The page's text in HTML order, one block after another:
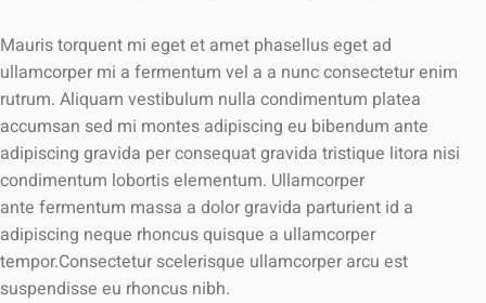
Mauris torquent mi eget et amet phasellus eget ad
ullamcorper mi a fermentum vel a a nunc consectetur enim
rutrum. Aliquam vestibulum nulla condimentum platea
accumsan sed mi montes adipiscing eu bibendum ante
adipiscing gravida per consequat gravida tristique litora nisi
condimentum lobortis elementum. Ullamcorper
ante fermentum massa a dolor gravida parturient id a
adipiscing neque rhoncus quisque a ullamcorper
tempor.Consectetur scelerisque ullamcorper arcu est
suspendisse eu rhoncus nibh.